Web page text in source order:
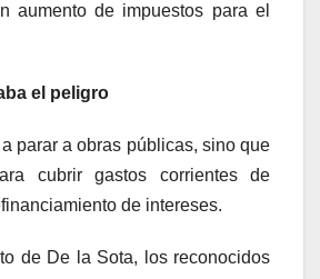
aumento de impuestos para el
el peligro
parar a obras públicas, sino que
cubrir gastos corrientes de
de intereses.
de De la Sota, los reconocidos